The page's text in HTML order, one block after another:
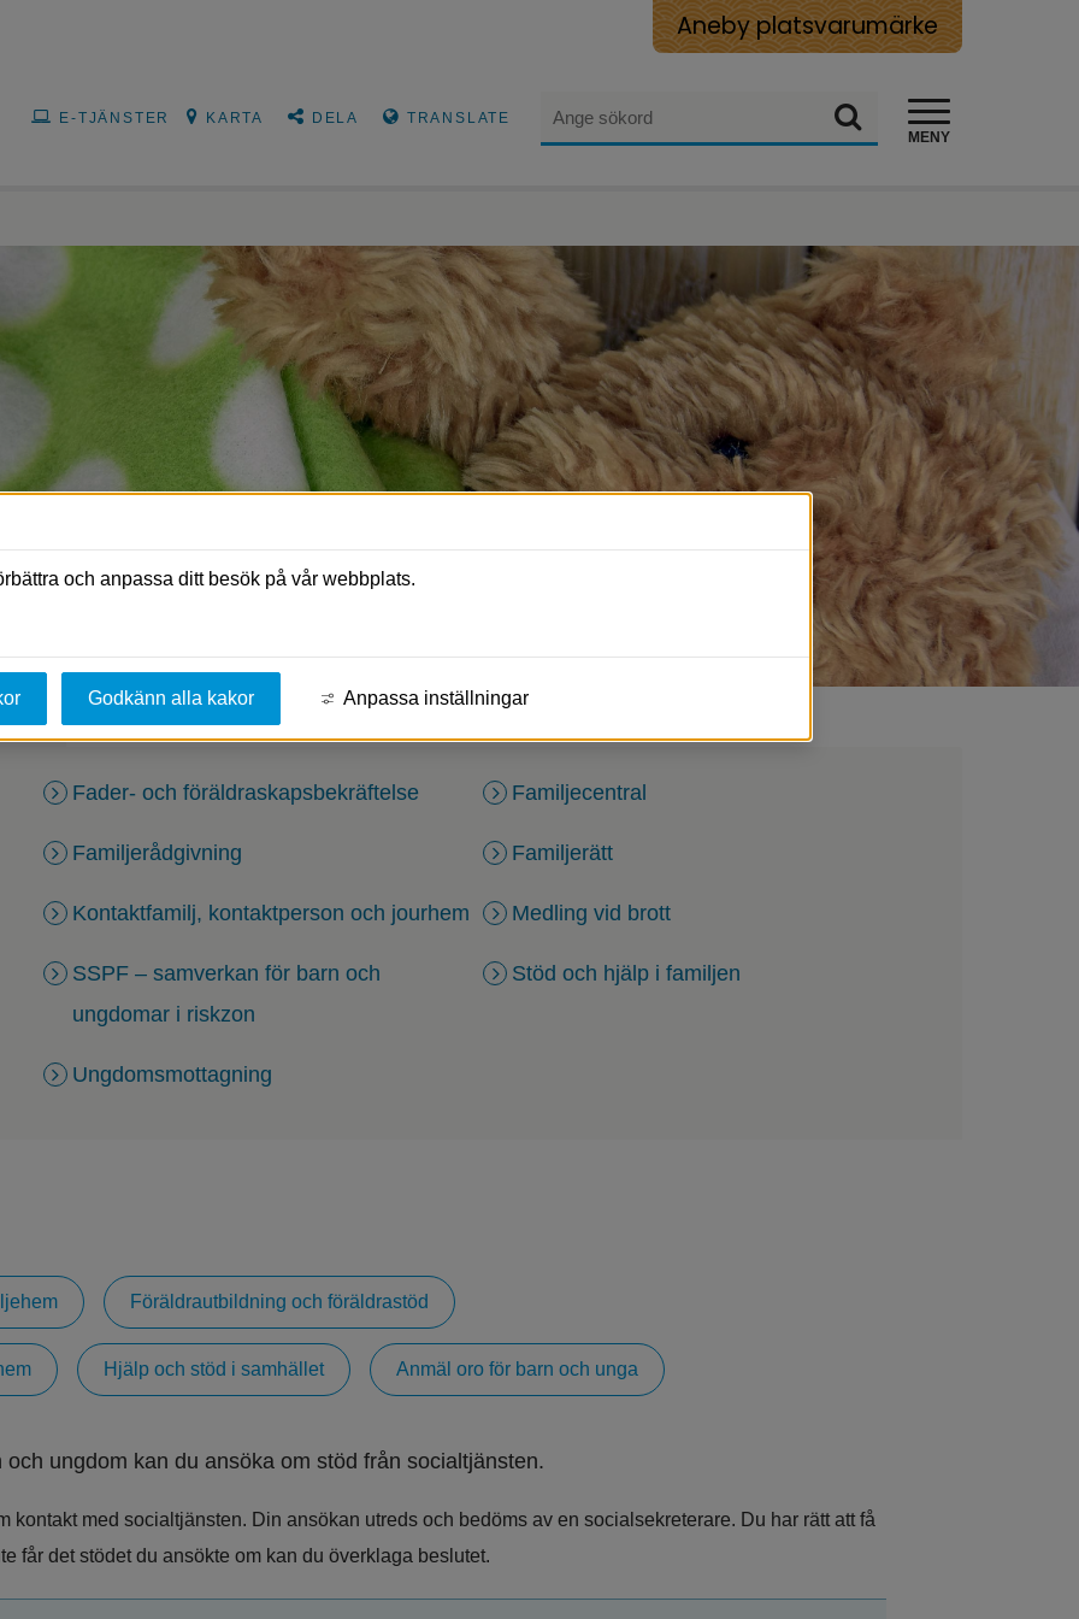
Aneby platsvarumärke
Sök
MENY
E-TJÄNSTER KARTA DELA TRANSLATE
Fader- och föräldraskapsbekräftelse Familjecentral
Familjerådgivning Familjerätt
Kontaktfamilj, kontaktperson och jourhem Medling vid brott
SSPF – samverkan för barn och
ungdomar i riskzon
Stöd och hjälp i familjen
Ungdomsmottagning
Föräldrautbildning och föräldrastöd
Hjälp och stöd i samhället Anmäl oro för barn och unga
ungdom kan du ansöka om stöd från socialtjänsten.
kontakt med socialtjänsten. Din ansökan utreds och bedöms av en socialsekreterare. Du har rätt att få
får det stödet du ansökte om kan du överklaga beslutet.
och anpassa ditt besök på vår webbplats.
Godkänn alla kakor Anpassa inställningar